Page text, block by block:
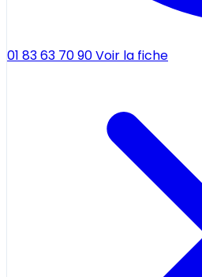
01 83 63 70 90Voir la fiche